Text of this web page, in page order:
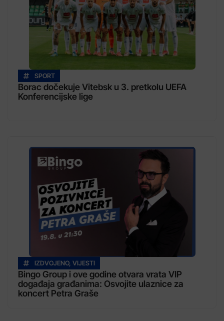
SPORT
Borac dočekuje Vitebsk u 3. pretkolu UEFA
Konferencijske lige
IZDVOJENO, VIJESTI
Bingo Group i ove godine otvara vrata VIP
događaja građanima: Osvojite ulaznice za
koncert Petra Graše